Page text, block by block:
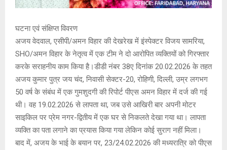
घटना एवं संक्षिप्त विवरण
अजय वेदवाल, एसीपी/अमन विहार की देखरेख में इंस्पेक्टर विजय सामरिया,
SHO/अमन विहार के नेतृत्व में एक टीम ने दो आरोपित व्यक्तियों को गिरफ्तार
करके सराहनीय काम किया है।डीडी नंबर 38ए दिनांक 20.02.2026 के तहत
अजय कुमार पुत्र जय चंद, निवासी सेक्टर-20, रोहिणी, दिल्ली, उम्र लगभग
50 वर्ष के संबंध में एक गुमशुदगी की रिपोर्ट पीएस अमन विहार में दर्ज की गई
थी। वह 19.02.2026 से लापता था, जब उसे आखिरी बार अपनी मोटर
साइकिल पर प्रेम नगर-द्वितीय में एक घर से निकलते देखा गया था। लापता
व्यक्ति का पता लगाने का प्रयास किया गया लेकिन कोई सुराग नहीं मिला।
बाद में, अजय के भाई के बयान पर, 23/24.02.2026 की मध्यरात्रि को पीएस